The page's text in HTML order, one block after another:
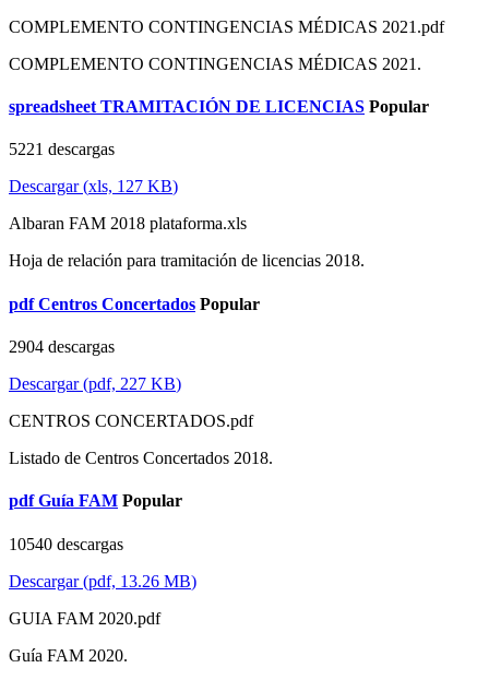
COMPLEMENTO CONTINGENCIAS MÉDICAS 2021.pdf
COMPLEMENTO CONTINGENCIAS MÉDICAS 2021.
spreadsheet TRAMITACIÓN DE LICENCIAS Popular
5221 descargas
Descargar(xls, 127 KB)
Albaran FAM 2018 plataforma.xls
Hoja de relación para tramitación de licencias 2018.
pdf Centros Concertados Popular
2904 descargas
Descargar(pdf, 227 KB)
CENTROS CONCERTADOS.pdf
Listado de Centros Concertados 2018.
pdf Guía FAM Popular
10540 descargas
Descargar(pdf, 13.26 MB)
GUIA FAM 2020.pdf
Guía FAM 2020.